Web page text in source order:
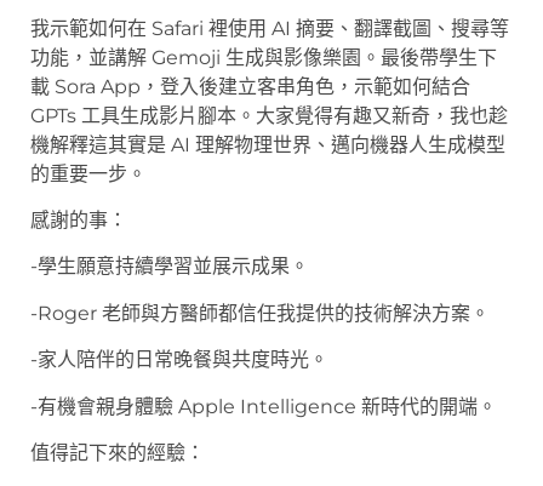
我示範如何在 Safari 裡使用 AI 摘要、翻譯截圖、搜尋等
功能，並講解 Gemoji 生成與影像樂園。最後帶學生下
載 Sora App，登入後建立客串角色，示範如何結合
GPTs 工具生成影片腳本。大家覺得有趣又新奇，我也趁
機解釋這其實是 AI 理解物理世界、邁向機器人生成模型
的重要一步。
感謝的事：
-學生願意持續學習並展示成果。
-Roger 老師與方醫師都信任我提供的技術解決方案。
-家人陪伴的日常晚餐與共度時光。
-有機會親身體驗 Apple Intelligence 新時代的開端。
值得記下來的經驗：